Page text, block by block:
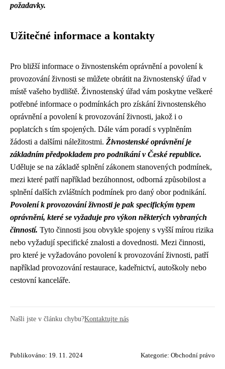
požadavky.
Užitečné informace a kontakty
Pro bližší informace o živnostenském oprávnění a povolení k
provozování živnosti se můžete obrátit na živnostenský úřad v
místě vašeho bydliště. Živnostenský úřad vám poskytne veškeré
potřebné informace o podmínkách pro získání živnostenského
oprávnění a povolení k provozování živnosti, jakož i o
poplatcích s tím spojených. Dále vám poradí s vyplněním
žádosti a dalšími náležitostmi. Živnostenské oprávnění je
základním předpokladem pro podnikání v České republice.
Uděluje se na základě splnění zákonem stanovených podmínek,
mezi které patří například bezúhonnost, odborná způsobilost a
splnění dalších zvláštních podmínek pro daný obor podnikání.
Povolení k provozování živnosti je pak specifickým typem
oprávnění, které se vyžaduje pro výkon některých vybraných
činností. Tyto činnosti jsou obvykle spojeny s vyšší mírou rizika
nebo vyžadují specifické znalosti a dovednosti. Mezi činnosti,
pro které je vyžadováno povolení k provozování živnosti, patří
například provozování restaurace, kadeřnictví, autoškoly nebo
cestovní kanceláře.
Našli jste v článku chybu?Kontaktujte nás
Publikováno: 19. 11. 2024 Kategorie: Obchodní právo